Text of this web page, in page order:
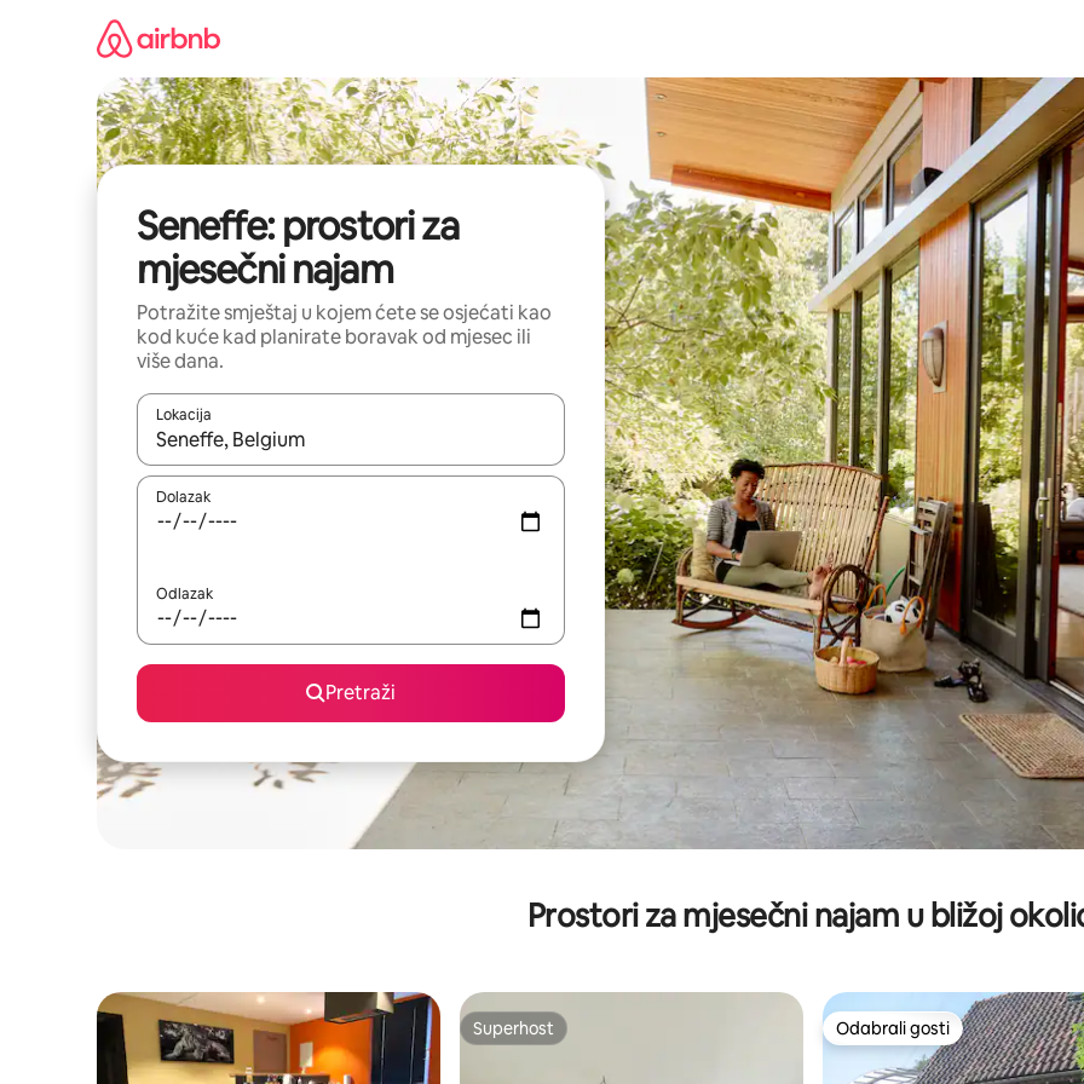
Seneffe: prostori za
mjesečni najam
Potražite smještaj u kojem ćete se osjećati kao
kod kuće kad planirate boravak od mjesec ili
više dana.
Lokacija
Kada budu dostupni rezultati, moći ćete ih pregledati koristeći se strelicama prema gore i prema dolje, kao i dodirom
Dolazak
Odlazak
Pretraži
Prostori za mjesečni najam u bližoj
Superhost
Superhost Odabrali gosti
Odabrali gosti